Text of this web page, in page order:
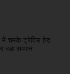
में चमके ट्रेविस हेड
बड़ा सम्मान